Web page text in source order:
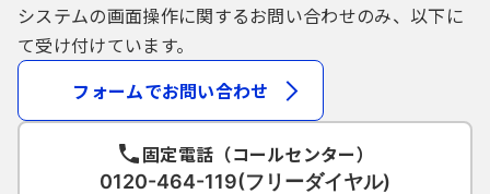
システムの画面操作に関するお問い合わせのみ、以下に
て受け付けています。
フォームでお問い合わせ
固定電話（コールセンター）
0120-464-119(フリーダイヤル)